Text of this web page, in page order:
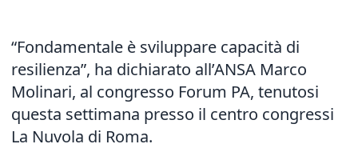
“Fondamentale è sviluppare capacità di
resilienza”, ha dichiarato all’ANSA Marco
Molinari, al congresso Forum PA, tenutosi
questa settimana presso il centro congressi
La Nuvola di Roma.